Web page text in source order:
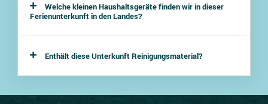
Welche kleinen Haushaltsgeräte finden wir in dieser
Ferienunterkunft in den Landes?
Enthält diese Unterkunft Reinigungsmaterial?